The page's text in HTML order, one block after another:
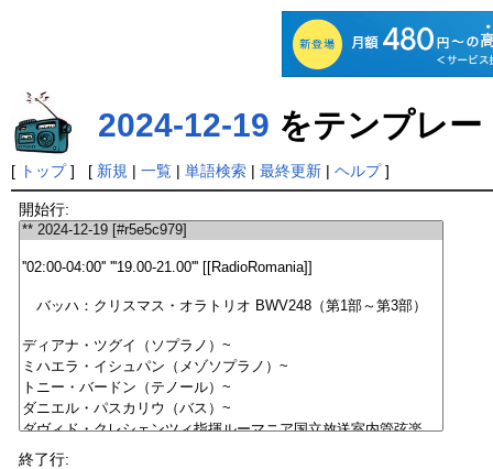
2024-12-19 をテンプレ
[ トップ] [ 新規 | 一覧 | 単語検索 | 最終更新 | ヘルプ]
開始行:
終了行: